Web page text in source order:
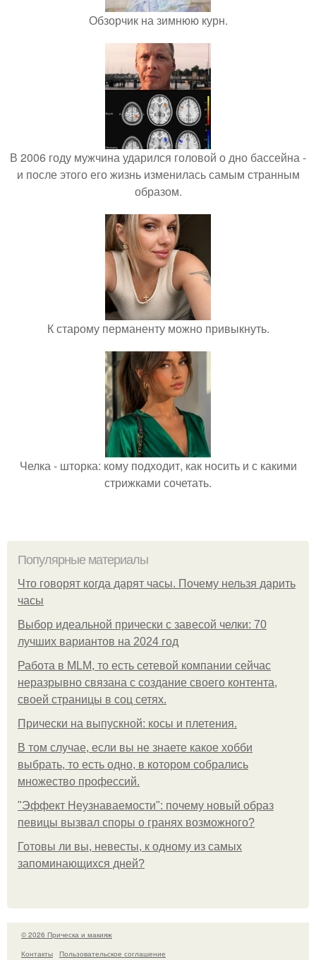
Обзорчик на зимнюю курн.
В 2006 году мужчина ударился головой о дно бассейна -
и после этого его жизнь изменилась самым странным
образом.
К старому перманенту можно привыкнуть.
Челка - шторка: кому подходит, как носить и с какими
стрижками сочетать.
Популярные материалы
Что говорят когда дарят часы. Почему нельзя дарить
часы
Выбор идеальной прически с завесой челки: 70
лучших вариантов на 2024 год
Работа в MLM, то есть сетевой компании сейчас
неразрывно связана с создание своего контента,
своей страницы в соц сетях.
Прически на выпускной: косы и плетения.
В том случае, если вы не знаете какое хобби
выбрать, то есть одно, в котором собрались
множество профессий.
"Эффект Неузнаваемости": почему новый образ
певицы вызвал споры о гранях возможного?
Готовы ли вы, невесты, к одному из самых
запоминающихся дней?
© 2026 Прическа и макияж
Контакты
Пользовательское соглашение